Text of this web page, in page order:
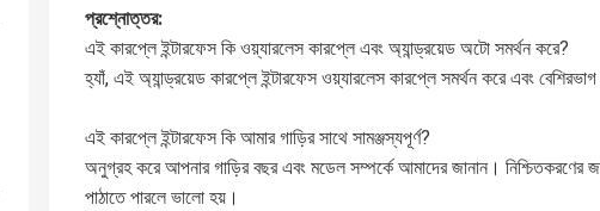
প্রশ্নোত্তর:
এই কারপ্লে ইন্টারফেস কি ওয়্যারলেস কারপ্লে এবং অ্যান্ড্রয়েড অটো সমর্থন করে?
হ্যাঁ, এই অ্যান্ড্রয়েড কারপ্লে ইন্টারফেস ওয়্যারলেস কারপ্লে সমর্থন করে এবং
এই কারপ্লে ইন্টারফেস কি আমার গাড়ির সাথে সামঞ্জস্যপূর্ণ?
অনুগ্রহ করে আপনার গাড়ির বছর এবং মডেল সম্পর্কে আমাদের জানান। নিশ্চিতকরণের
পাঠাতে পারলে ভালো হয়।